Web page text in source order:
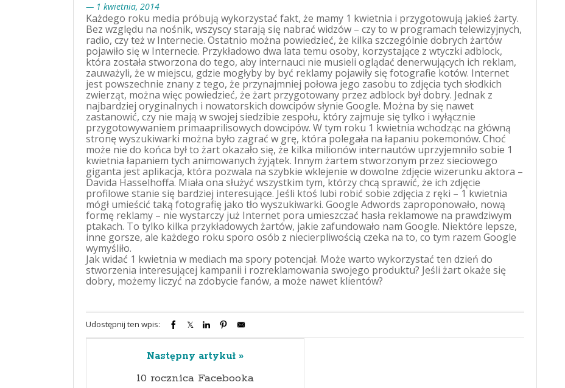
— 1 kwietnia, 2014
Każdego roku media próbują wykorzystać fakt, że mamy 1 kwietnia i przygotowują jakieś żarty.
Bez względu na nośnik, wszyscy starają się nabrać widzów – czy to w programach telewizyjnych,
radio, czy też w Internecie. Ostatnio można powiedzieć, że kilka szczególnie dobrych żartów
pojawiło się w Internecie. Przykładowo dwa lata temu osoby, korzystające z wtyczki adblock,
która została stworzona do tego, aby internauci nie musieli oglądać denerwujących ich reklam,
zauważyli, że w miejscu, gdzie mogłyby by być reklamy pojawiły się fotografie kotów. Internet
jest powszechnie znany z tego, że przynajmniej połowa jego zasobu to zdjęcia tych słodkich
zwierząt, można więc powiedzieć, że żart przygotowany przez adblock był dobry. Jednak z
najbardziej oryginalnych i nowatorskich dowcipów słynie Google. Można by się nawet
zastanowić, czy nie mają w swojej siedzibie zespołu, który zajmuje się tylko i wyłącznie
przygotowywaniem primaaprilisowych dowcipów. W tym roku 1 kwietnia wchodząc na główną
stronę wyszukiwarki można było zagrać w grę, która polegała na łapaniu pokemonów. Choć
może nie do końca był to żart okazało się, że kilka milionów internautów uprzyjemniło sobie 1
kwietnia łapaniem tych animowanych żyjątek. Innym żartem stworzonym przez sieciowego
giganta jest aplikacja, która pozwala na szybkie wklejenie w dowolne zdjęcie wizerunku aktora –
Davida Hasselhoffa. Miała ona służyć wszystkim tym, którzy chcą sprawić, że ich zdjęcie
profilowe stanie się bardziej interesujące. Jeśli ktoś lubi robić sobie zdjęcia z ręki – 1 kwietnia
mógł umieścić taką fotografię jako tło wyszukiwarki. Google Adwords zaproponowało, nową
formę reklamy – nie wystarczy już Internet pora umieszczać hasła reklamowe na prawdziwym
ptakach. To tylko kilka przykładowych żartów, jakie zafundowało nam Google. Niektóre lepsze,
inne gorsze, ale każdego roku sporo osób z niecierpliwością czeka na to, co tym razem Google
wymyśliło.
Jak widać 1 kwietnia w mediach ma spory potencjał. Może warto wykorzystać ten dzień do
stworzenia interesującej kampanii i rozreklamowania swojego produktu? Jeśli żart okaże się
dobry, możemy liczyć na zdobycie fanów, a może nawet klientów?
Udostępnij ten wpis:
Następny artykuł »
10 rocznica Facebooka